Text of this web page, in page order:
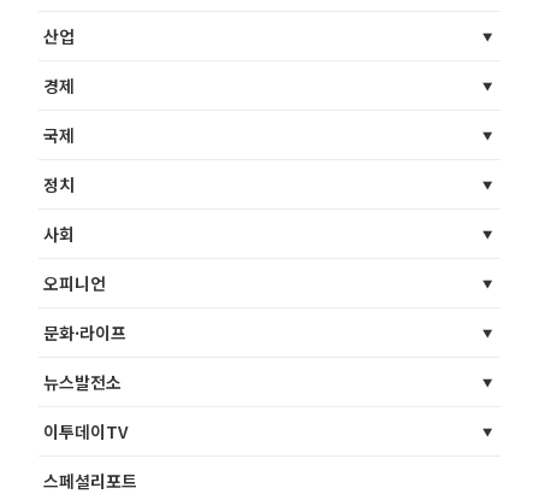
산업
경제
국제
정치
사회
오피니언
문화·라이프
뉴스발전소
이투데이TV
스페셜리포트